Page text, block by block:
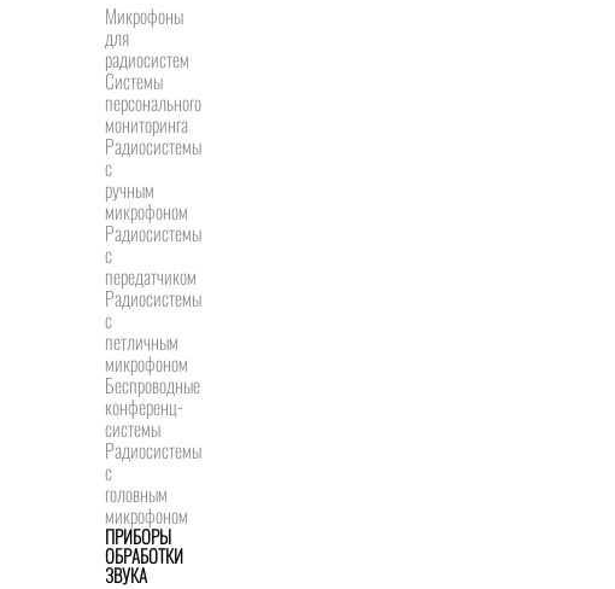
Микрофоны
для
радиосистем
Системы
персонального
мониторинга
Радиосистемы
c
ручным
микрофоном
Радиосистемы
с
передатчиком
Радиосистемы
с
петличным
микрофоном
Беспроводные
конференц-
системы
Радиосистемы
с
головным
микрофоном
ПРИБОРЫ
ОБРАБОТКИ
ЗВУКА